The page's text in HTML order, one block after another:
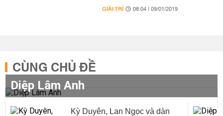
GIẢI TRÍ 08:04 | 09/01/2019
CÙNG CHỦ ĐỀ
Diệp Lâm Anh
Kỳ Duyên, Lan Ngọc và dàn